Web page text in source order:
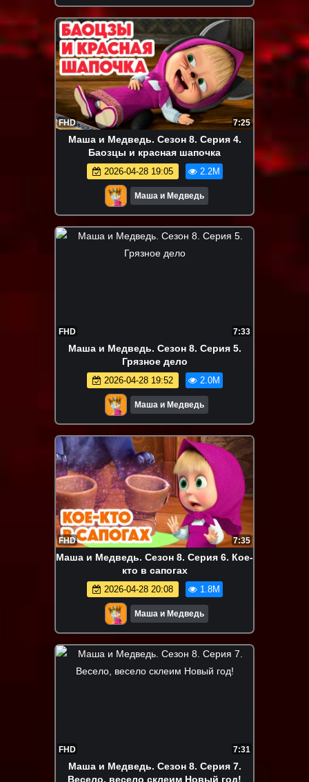
FHD 7:25
Маша и Медведь. Сезон 8. Серия 4.
Баозцы и красная шапочка
2026-04-28 19:05 2.2M
Маша и Медведь
FHD 7:33
Маша и Медведь. Сезон 8. Серия 5.
Грязное дело
2026-04-28 19:52 2.0M
Маша и Медведь
FHD 7:35
Маша и Медведь. Сезон 8. Серия 6. Кое-
кто в сапогах
2026-04-28 20:08 1.8M
Маша и Медведь
FHD 7:31
Маша и Медведь. Сезон 8. Серия 7.
Весело, весело склеим Новый год!